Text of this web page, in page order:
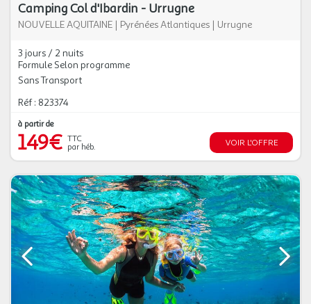
Camping Col d'Ibardin - Urrugne
NOUVELLE AQUITAINE | Pyrénées Atlantiques | Urrugne
3 jours / 2 nuits
Formule Selon programme
Sans Transport
Réf : 823374
à partir de
149€ TTC
par héb.
VOIR L'OFFRE